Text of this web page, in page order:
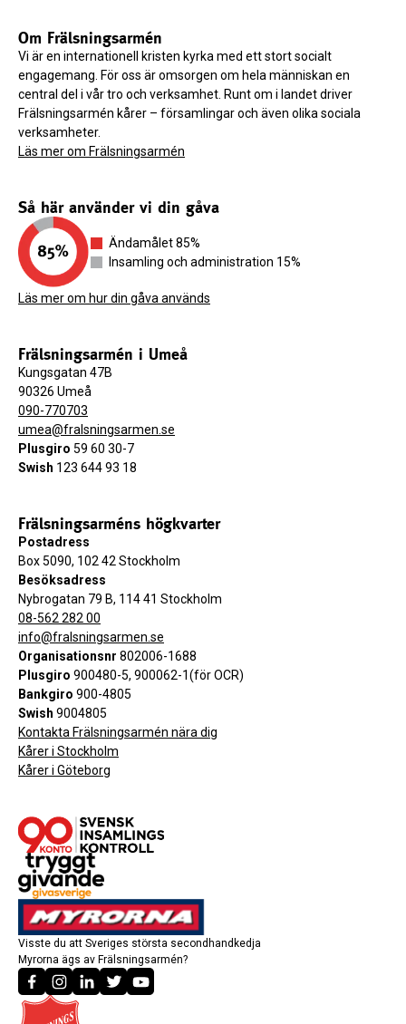
Om Frälsningsarmén
Vi är en internationell kristen kyrka med ett stort socialt
engagemang. För oss är omsorgen om hela människan en
central del i vår tro och verksamhet. Runt om i landet driver
Frälsningsarmén kårer – församlingar och även olika sociala
verksamheter.
Läs mer om Frälsningsarmén
Så här använder vi din gåva
Ändamålet 85%
Insamling och administration 15%
Läs mer om hur din gåva används
Frälsningsarmén i Umeå
Kungsgatan 47B
90326 Umeå
090-770703
umea@fralsningsarmen.se
Plusgiro 59 60 30-7
Swish 123 644 93 18
Frälsningsarméns högkvarter
Postadress
Box 5090, 102 42 Stockholm
Besöksadress
Nybrogatan 79 B, 114 41 Stockholm
08-562 282 00
info@fralsningsarmen.se
Organisationsnr 802006-1688
Plusgiro 900480-5, 900062-1(för OCR)
Bankgiro 900-4805
Swish 9004805
Kontakta Frälsningsarmén nära dig
Kårer i Stockholm
Kårer i Göteborg
Visste du att Sveriges största secondhandkedja
Myrorna ägs av Frälsningsarmén?